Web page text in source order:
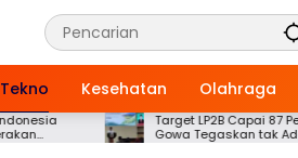
Tekno Kesehatan Olahraga
Target LP2B Capai 87 Persen, Kepala BPN
Gowa Tegaskan tak Ada Pengalihan Lahan